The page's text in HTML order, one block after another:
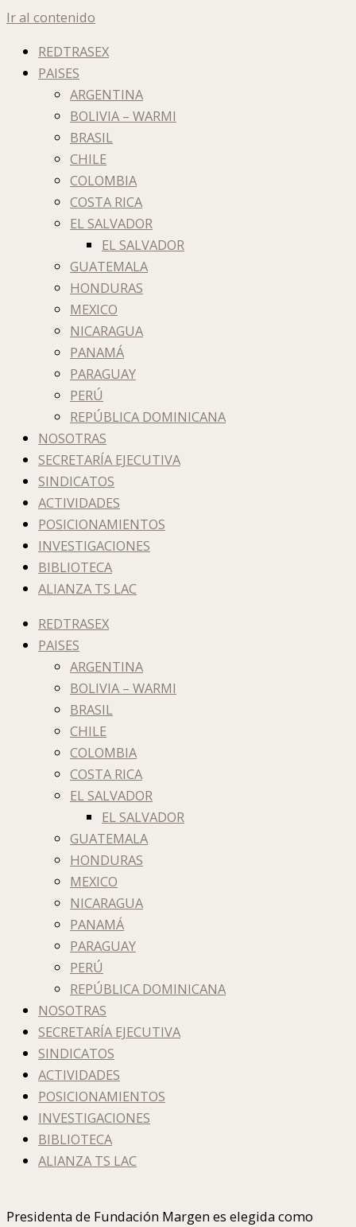
Ir al contenido
REDTRASEX
PAISES
ARGENTINA
BOLIVIA – WARMI
BRASIL
CHILE
COLOMBIA
COSTA RICA
EL SALVADOR
EL SALVADOR
GUATEMALA
HONDURAS
MEXICO
NICARAGUA
PANAMÁ
PARAGUAY
PERÚ
REPÚBLICA DOMINICANA
NOSOTRAS
SECRETARÍA EJECUTIVA
SINDICATOS
ACTIVIDADES
POSICIONAMIENTOS
INVESTIGACIONES
BIBLIOTECA
ALIANZA TS LAC
REDTRASEX
PAISES
ARGENTINA
BOLIVIA – WARMI
BRASIL
CHILE
COLOMBIA
COSTA RICA
EL SALVADOR
EL SALVADOR
GUATEMALA
HONDURAS
MEXICO
NICARAGUA
PANAMÁ
PARAGUAY
PERÚ
REPÚBLICA DOMINICANA
NOSOTRAS
SECRETARÍA EJECUTIVA
SINDICATOS
ACTIVIDADES
POSICIONAMIENTOS
INVESTIGACIONES
BIBLIOTECA
ALIANZA TS LAC
Presidenta de Fundación Margen es elegida como